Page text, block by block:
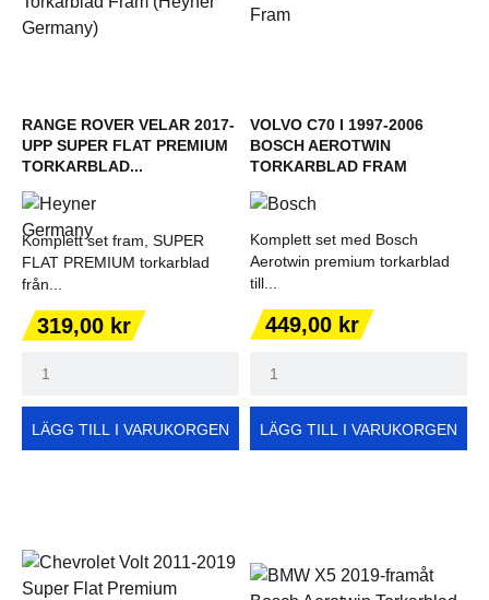
RANGE ROVER VELAR 2017-
UPP SUPER FLAT PREMIUM
TORKARBLAD...
Komplett set fram, SUPER
FLAT PREMIUM torkarblad
från...
Pris
319,00 kr
LÄGG TILL I VARUKORGEN
VOLVO C70 I 1997-2006
BOSCH AEROTWIN
TORKARBLAD FRAM
Komplett set med Bosch
Aerotwin premium torkarblad
till...
Pris
449,00 kr
LÄGG TILL I VARUKORGEN